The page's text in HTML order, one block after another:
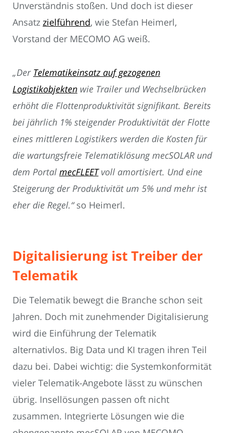
Unverständnis stoßen. Und doch ist dieser
Ansatz zielführend, wie Stefan Heimerl,
Vorstand der MECOMO AG weiß.
„Der Telematikeinsatz auf gezogenen
Logistikobjekten wie Trailer und Wechselbrücken
erhöht die Flottenproduktivität signifikant. Bereits
bei jährlich 1% steigender Produktivität der Flotte
eines mittleren Logistikers werden die Kosten für
die wartungsfreie Telematiklösung mecSOLAR und
dem Portal mecFLEETvoll amortisiert. Und eine
Steigerung der Produktivität um 5% und mehr ist
eher die Regel.“so Heimerl.
Digitalisierung ist Treiber der
Telematik
Die Telematik bewegt die Branche schon seit
Jahren. Doch mit zunehmender Digitalisierung
wird die Einführung der Telematik
alternativlos. Big Data und KI tragen ihren Teil
dazu bei. Dabei wichtig: die Systemkonformität
vieler Telematik-Angebote lässt zu wünschen
übrig. Insellösungen passen oft nicht
zusammen. Integrierte Lösungen wie die